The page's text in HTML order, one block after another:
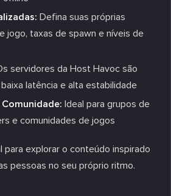
Defina suas próprias
jogo, taxas de spawn e níveis de
servidores da Host Havoc são
latência e alta estabilidade
Ideal para grupos de
e comunidades de jogos
para explorar o conteúdo inspirado
pessoas no seu próprio ritmo.